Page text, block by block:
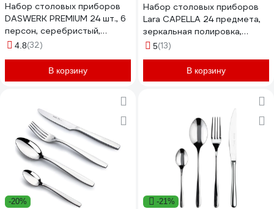
Набор столовых приборов
DASWERK PREMIUM 24 шт., 6
персон, серебристый,
нержавеющая сталь 609073
4.8(32)
В корзину
Набор столовых приборов
Lara CAPELLA 24 предмета,
зеркальная полировка,
сатинированные вставки
5(13)
В корзину
-20% -21%